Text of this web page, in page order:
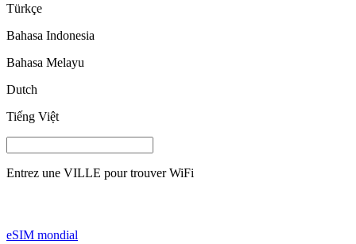
Türkçe
Bahasa Indonesia
Bahasa Melayu
Dutch
Tiếng Việt
Entrez une VILLE pour trouver WiFi
eSIM mondial